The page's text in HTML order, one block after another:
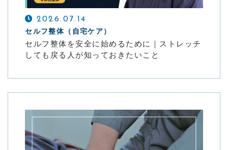
お問い合わせ
サイトマップ
今すぐ予約する
24時間受付中
2026.07.14
セルフ整体（自宅ケア）
セルフ整体を安全に始めるために｜ストレッチ
しても戻る人が知っておきたいこと